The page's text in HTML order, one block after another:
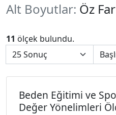
Alt Boyutlar: Öz
11 ölçek bulundu.
Beden Eğitimi ve
Değer Yönelimleri